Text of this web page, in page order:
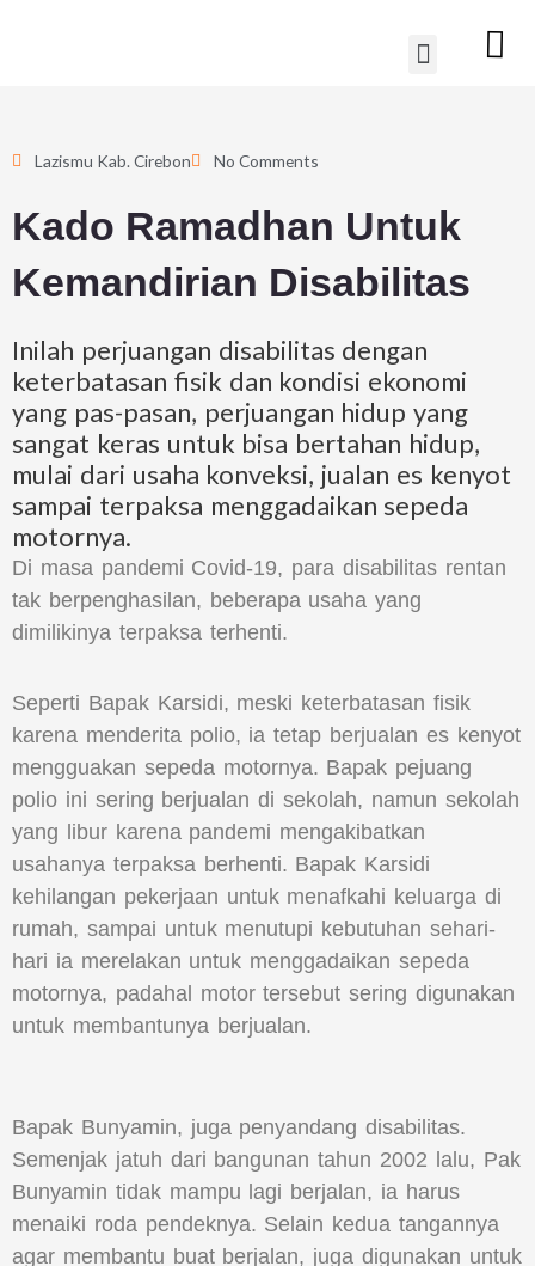
Menu
Lazismu Kab. Cirebon No Comments
Kado Ramadhan Untuk
Kemandirian Disabilitas
Inilah perjuangan disabilitas dengan
keterbatasan fisik dan kondisi ekonomi
yang pas-pasan, perjuangan hidup yang
sangat keras untuk bisa bertahan hidup,
mulai dari usaha konveksi, jualan es kenyot
sampai terpaksa menggadaikan sepeda
motornya.
Di masa pandemi Covid-19, para disabilitas rentan
tak berpenghasilan, beberapa usaha yang
dimilikinya terpaksa terhenti.
Seperti Bapak Karsidi, meski keterbatasan fisik
karena menderita polio, ia tetap berjualan es kenyot
mengguakan sepeda motornya. Bapak pejuang
polio ini sering berjualan di sekolah, namun sekolah
yang libur karena pandemi mengakibatkan
usahanya terpaksa berhenti. Bapak Karsidi
kehilangan pekerjaan untuk menafkahi keluarga di
rumah, sampai untuk menutupi kebutuhan sehari-
hari ia merelakan untuk menggadaikan sepeda
motornya, padahal motor tersebut sering digunakan
untuk membantunya berjualan.
Bapak Bunyamin, juga penyandang disabilitas.
Semenjak jatuh dari bangunan tahun 2002 lalu, Pak
Bunyamin tidak mampu lagi berjalan, ia harus
menaiki roda pendeknya. Selain kedua tangannya
agar membantu buat berjalan, juga digunakan untuk